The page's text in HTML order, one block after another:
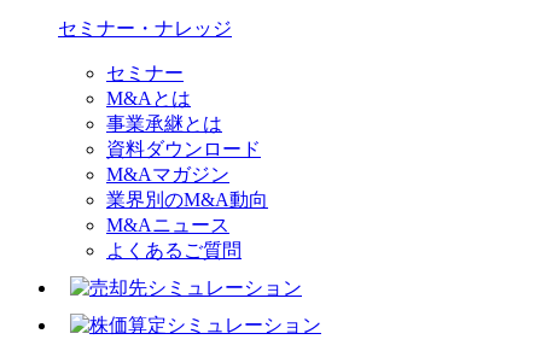
セミナー・ナレッジ
セミナー
M&Aとは
事業承継とは
資料ダウンロード
M&Aマガジン
業界別のM&A動向
M&Aニュース
よくあるご質問